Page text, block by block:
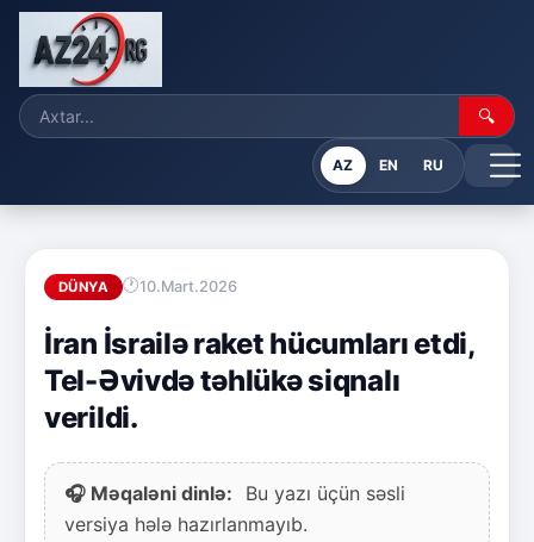
🔍
AZ EN RU
DÜNYA 10.Mart.2026
İran İsrailə raket hücumları etdi,
Tel-Əvivdə təhlükə siqnalı
verildi.
🎧 Məqaləni dinlə:
Bu yazı üçün səsli
versiya hələ hazırlanmayıb.